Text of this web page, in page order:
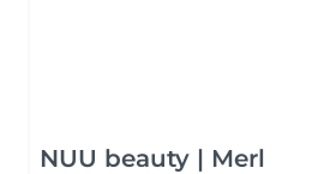
NUU beauty | Merl